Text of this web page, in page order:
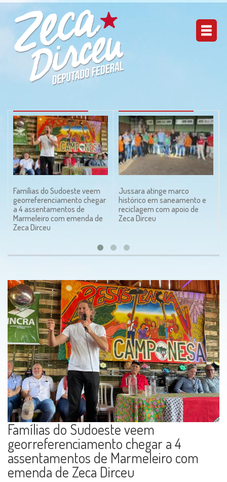
Famílias do Sudoeste veem
georreferenciamento chegar
a 4 assentamentos de
Marmeleiro com emenda de
Zeca Dirceu
Jussara atinge marco
histórico em saneamento e
reciclagem com apoio de
Zeca Dirceu
Famílias do Sudoeste veem
georreferenciamento chegar a 4
assentamentos de Marmeleiro com
emenda de Zeca Dirceu